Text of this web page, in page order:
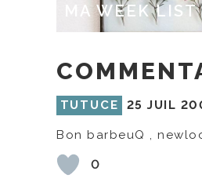
MA WEEK LIST
TUTUCE 25 JUIL
Bon barbeuQ ,
0